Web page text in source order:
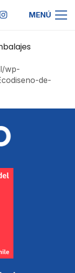
MENÚ
wp-
de-